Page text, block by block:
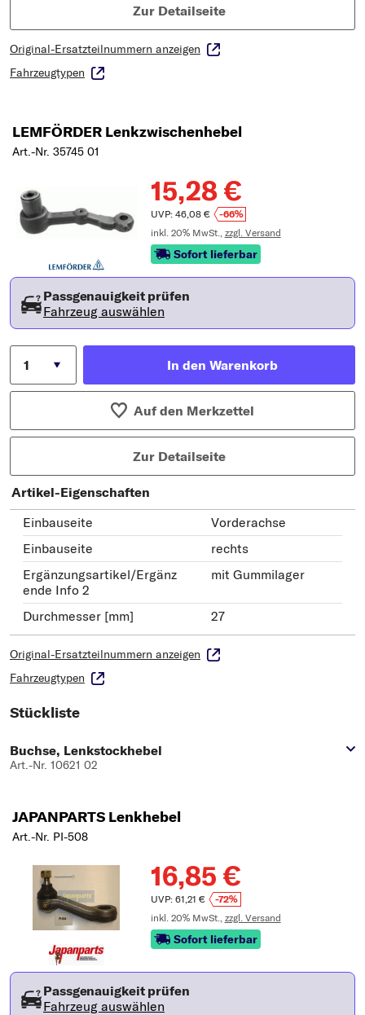
Zur Detailseite
Original-Ersatzteilnummern anzeigen
Fahrzeugtypen
LEMFÖRDER Lenkzwischenhebel
Art.-Nr. 35745 01
15,28 €
UVP: 46,08 €
-66%
inkl. 20% MwSt., zzgl. Versand
Sofort lieferbar
Passgenauigkeit prüfen
Fahrzeug auswählen
In den Warenkorb
Auf den Merkzettel
Zur Detailseite
Artikel-Eigenschaften
Einbauseite
Vorderachse
Einbauseite
rechts
Ergänzungsartikel/Ergänz
ende Info 2
mit Gummilager
Durchmesser [mm] 27
Original-Ersatzteilnummern anzeigen
Fahrzeugtypen
Stückliste
Buchse, Lenkstockhebel
Art.-Nr. 10621 02
JAPANPARTS Lenkhebel
Art.-Nr. PI-508
16,85 €
UVP: 61,21 €
-72%
inkl. 20% MwSt., zzgl. Versand
Sofort lieferbar
Passgenauigkeit prüfen
Fahrzeug auswählen